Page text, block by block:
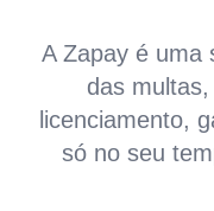
A Zapay é uma
das
licenciamento,
só no seu